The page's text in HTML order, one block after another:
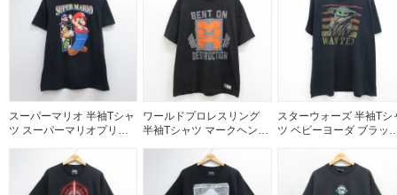
スーパーマリオ 半袖Tシャ
ツ スーパーマリオプリン
ワールドプロレスリング
半袖Tシャツ マークヘンリ
ズXL相当 | 古着
スターウォーズ 半袖Tシ
ツ ベビーヨーダ ブラッ